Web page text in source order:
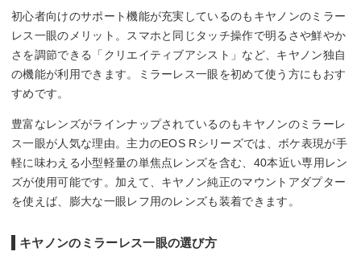
初心者向けのサポート機能が充実しているのもキヤノンのミラー
レス一眼のメリット。スマホと同じタッチ操作で明るさや鮮やか
さを調節できる「クリエイティブアシスト」など、キヤノン独自
の機能が利用できます。ミラーレス一眼を初めて使う方にもおす
すめです。
豊富なレンズがラインナップされているのもキヤノンのミラーレ
ス一眼が人気な理由。主力のEOS Rシリーズでは、ボケ表現が手
軽に味わえる小型軽量の単焦点レンズを含む、40本近い専用レン
ズが使用可能です。加えて、キヤノン純正のマウントアダプター
を使えば、膨大な一眼レフ用のレンズも装着できます。
キヤノンのミラーレス一眼の選び方